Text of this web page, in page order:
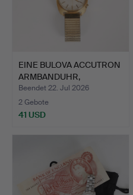
EINE BULOVA ACCUTRON
ARMBANDUHR,
VERGOLDET.
Beendet 22. Jul 2026
2 Gebote
41 USD